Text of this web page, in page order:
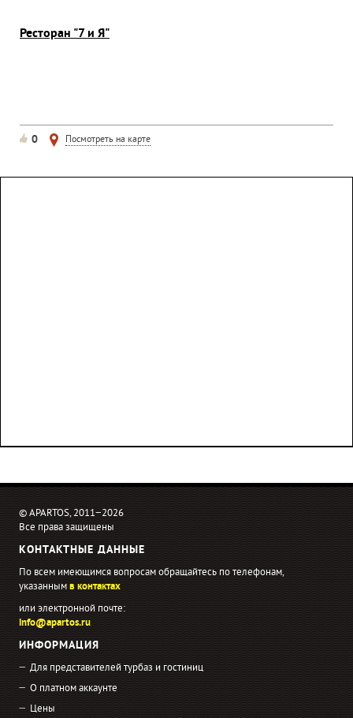
Ресторан "7 и Я"
0 Посмотреть на карте
© APARTOS, 2011−2026
Все права защищены
КОНТАКТНЫЕ ДАННЫЕ
По всем имеющимся вопросам обращайтесь по телефонам,
указаннымв контактах
или электронной почте:
info@apartos.ru
ИНФОРМАЦИЯ
Для представителей турбаз и гостиниц
О платном аккаунте
Цены